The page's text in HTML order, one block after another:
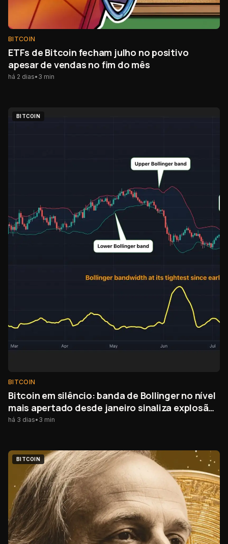
BITCOIN
ETFs de Bitcoin fecham julho no positivo
apesar de vendas no fim do mês
há 2 dias• 3 min
BITCOIN
BITCOIN
Bitcoin em silêncio: banda de Bollinger no nível
mais apertado desde janeiro sinaliza explosão
de volatilidade
há 3 dias• 3 min
BITCOIN